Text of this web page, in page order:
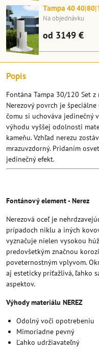
Popis
Fontána Tampa 30/120 Set
Nerezový povrch je
čomu si uchováva jedinečný
výhodu vyššej odolnosti
kameňu. Vzhľad nerezu
mrazuvzdorný. Pridaním
jedinečný efekt.
Fontánový element - Nerez
Nerezová oceľ je
prípadoch niklu a iných
vyznačuje nielen vysokou
predovšetkým značnou
poveternostným vplyvom.
aj esteticky príťažlivá, ľahko
aspektov.
Výhody materiálu NEREZ
Odolný voči opotrebeniu
Mimoriadne pevný
Ľahko udržiavateľný
Tampa 40
Na objednávku
od 3149 €